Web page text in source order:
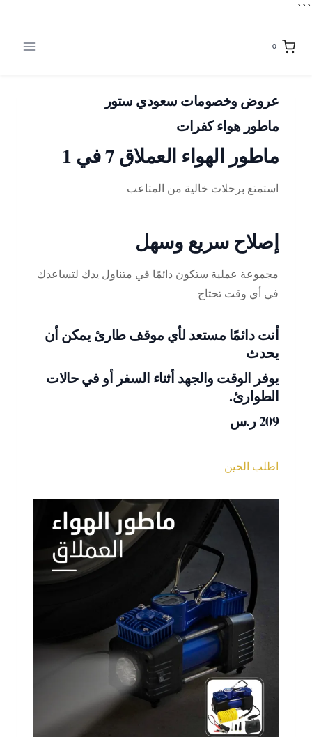
```
0
عروض وخصومات سعودي ستور
ماطور هواء كفرات
ماطور الهواء العملاق 7 في 1
استمتع برحلات خالية من المتاعب
إصلاح سريع وسهل
مجموعة عملية ستكون دائمًا في متناول يدك لتساعدك
في أي وقت تحتاج
أنت دائمًا مستعد لأي موقف طارئ يمكن أن
يحدث
يوفر الوقت والجهد أثناء السفر أو في حالات
الطوارئ.
209 ر.س
اطلب الحين